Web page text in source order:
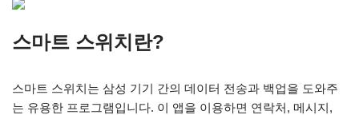
스마트 스위치란?
스마트 스위치는 삼성 기기 간의 데이터 전송과 백업을 도와주
는 유용한 프로그램입니다. 이 앱을 이용하면 연락처, 메시지,